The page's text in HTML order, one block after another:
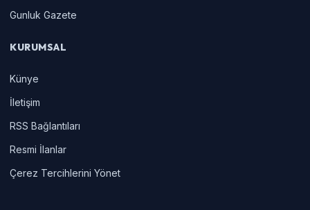
Gunluk Gazete
KURUMSAL
Künye
İletişim
RSS Bağlantıları
Resmi İlanlar
Çerez Tercihlerini Yönet